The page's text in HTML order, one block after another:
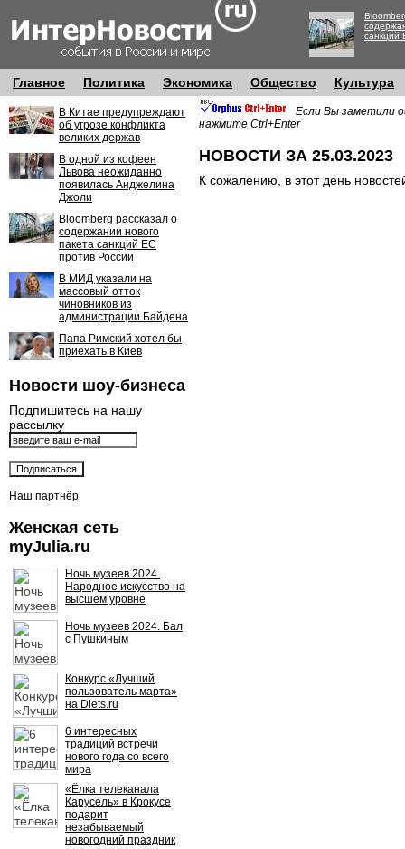
санкций
Главное Политика Экономика Общество Культура
В Китае предупреждают
об угрозе конфликта
великих держав
В одной из кофеен
Львова неожиданно
появилась Анджелина
Джоли
Bloomberg рассказал о
содержании нового
пакета санкций ЕС
против России
В МИД указали на
массовый отток
чиновников из
администрации Байдена
Папа Римский хотел бы
приехать в Киев
Новости шоу-бизнеса
Подпишитесь на нашу
рассылку
Наш партнёр
Женская сеть
myJulia.ru
Ночь музеев 2024.
Народное искусство на
высшем уровне
Ночь музеев 2024. Бал
с Пушкиным
Конкурс «Лучший
пользователь марта»
на Diets.ru
6 интересных
традиций встречи
нового года со всего
мира
«Ёлка телеканала
Карусель» в Крокусе
подарит
незабываемый
новогодний праздник
Если Вы заметили
нажмите Ctrl+Enter
НОВОСТИ ЗА 25.03.2023
К сожалению, в этот день